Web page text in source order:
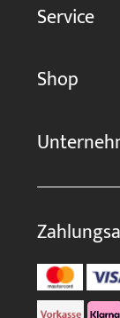
Service
Shop